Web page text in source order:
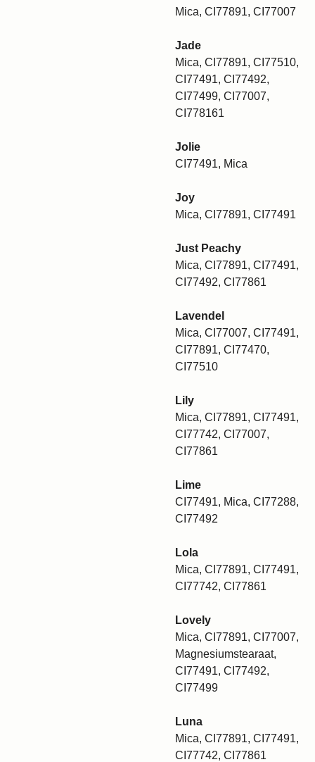
Mica, CI77891, CI77007
Jade
Mica, CI77891, CI77510,
CI77491, CI77492,
CI77499, CI77007,
CI778161
Jolie
CI77491, Mica
Joy
Mica, CI77891, CI77491
Just Peachy
Mica, CI77891, CI77491,
CI77492, CI77861
Lavendel
Mica, CI77007, CI77491,
CI77891, CI77470,
CI77510
Lily
Mica, CI77891, CI77491,
CI77742, CI77007,
CI77861
Lime
CI77491, Mica, CI77288,
CI77492
Lola
Mica, CI77891, CI77491,
CI77742, CI77861
Lovely
Mica, CI77891, CI77007,
Magnesiumstearaat,
CI77491, CI77492,
CI77499
Luna
Mica, CI77891, CI77491,
CI77742, CI77861